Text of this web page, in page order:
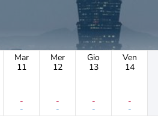
Mar
11
-
-
Mer
12
-
-
Gio
13
-
-
Ven
14
-
-